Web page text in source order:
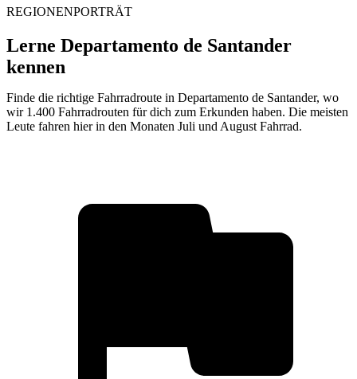
REGIONENPORTRÄT
Lerne Departamento de Santander
kennen
Finde die richtige Fahrradroute in Departamento de Santander, wo
wir 1.400 Fahrradrouten für dich zum Erkunden haben. Die meisten
Leute fahren hier in den Monaten Juli und August Fahrrad.